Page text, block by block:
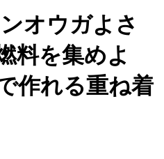
オウガよさ
料を集めよ
作れる重ね着